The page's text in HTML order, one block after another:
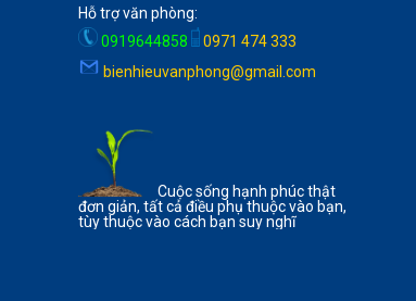
Hỗ trợ văn phòng:
0919644858
0971 474 333
bienhieuvanphong@gmail.com
Cuộc sống hạnh phúc thật
đơn giản, tất cả điều phụ thuộc vào bạn,
tùy thuộc vào cách bạn suy nghĩ